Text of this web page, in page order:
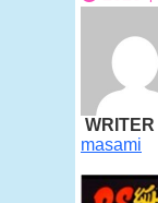
WRITER
masami